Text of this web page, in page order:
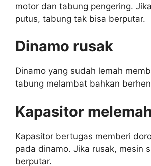
motor dan tabung pengering.
putus, tabung tak bisa berputar.
Dinamo rusak
Dinamo yang sudah lemah
tabung melambat bahkan
Kapasitor
Kapasitor bertugas memberi
pada dinamo. Jika rusak, mesin
berputar.